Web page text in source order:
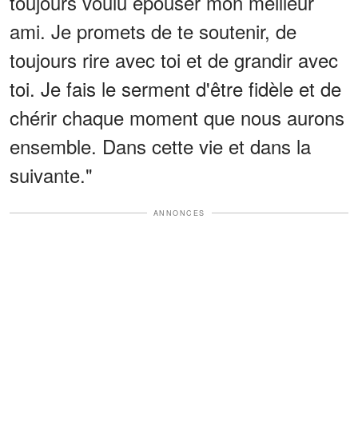
ami. Je promets de te soutenir, de
toujours rire avec toi et de grandir avec
toi. Je fais le serment d'être fidèle et de
chérir chaque moment que nous aurons
ensemble. Dans cette vie et dans la
suivante."
ANNONCES